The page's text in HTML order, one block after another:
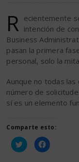
R ecientemente
intención de
Business
pasan la primera
personal, solo la
Aunque no todas
número de
sí es un elemento
Comparte esto:
Haz
clic
Haz
clic